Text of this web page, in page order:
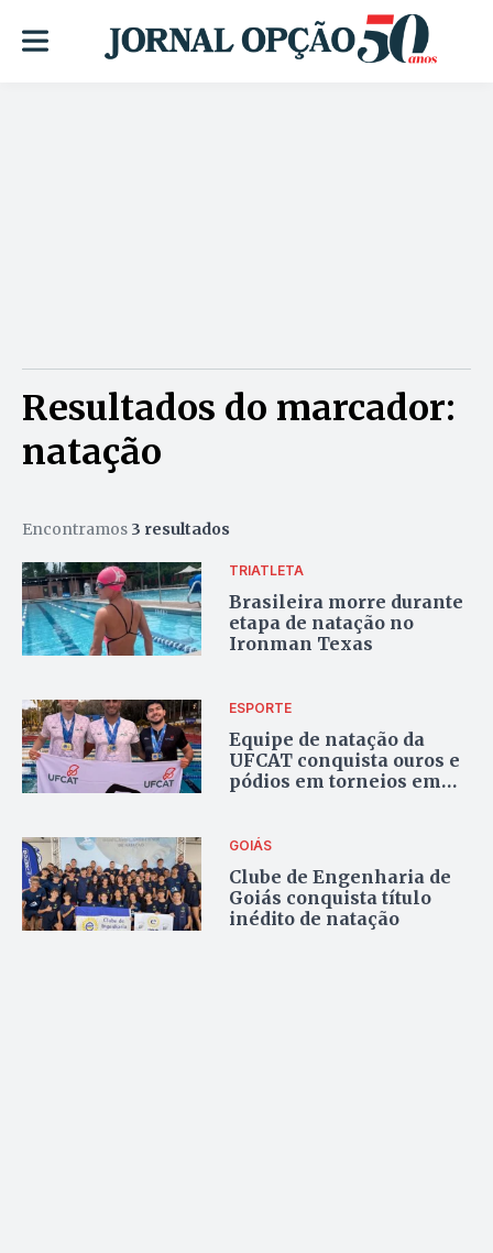
Resultados do marcador:
natação
Encontramos 3 resultados
TRIATLETA
Brasileira morre durante
etapa de natação no
Ironman Texas
ESPORTE
Equipe de natação da
UFCAT conquista ouros e
pódios em torneios em
GOIÁS
Clube de Engenharia de
Goiás conquista título
inédito de natação